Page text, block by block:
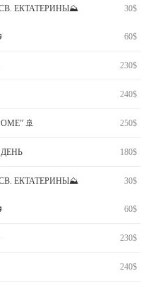
ЕКТАТЕРИНЫ⛰ 30$
60$
230$
240$
🚢 250$
180$
ЕКТАТЕРИНЫ⛰ 30$
60$
230$
240$